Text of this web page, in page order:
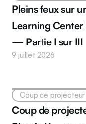
Pleins feux sur
Learning Center
— Partie I sur III
9 juillet 2026
Coup de
Coup de